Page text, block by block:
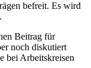
befreit. Es wird
Beitrag für
noch diskutiert
bei Arbeitskreisen